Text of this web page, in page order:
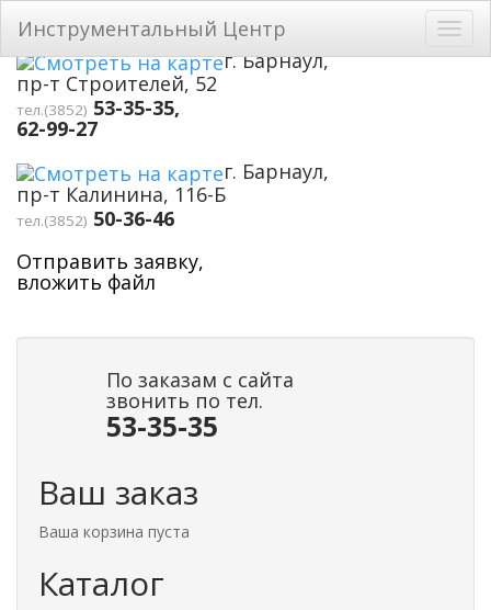
Инструментальный Центр
г. Барнаул,
пр-т Строителей, 52
тел.(3852) 53-35-35,
62-99-27
г. Барнаул,
пр-т Калинина, 116-Б
тел.(3852) 50-36-46
Отправить заявку,
вложить файл
По заказам с сайта
звонить по тел.
53-35-35
Ваш заказ
Ваша корзина пуста
Каталог